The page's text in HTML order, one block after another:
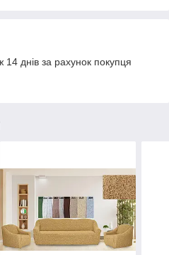
днів за рахунок покупця